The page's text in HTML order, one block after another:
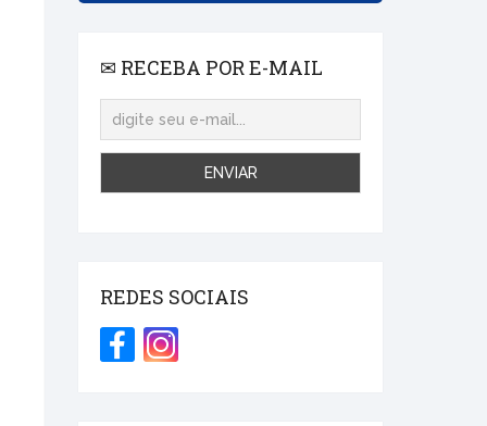
✉ RECEBA POR E-MAIL
REDES SOCIAIS